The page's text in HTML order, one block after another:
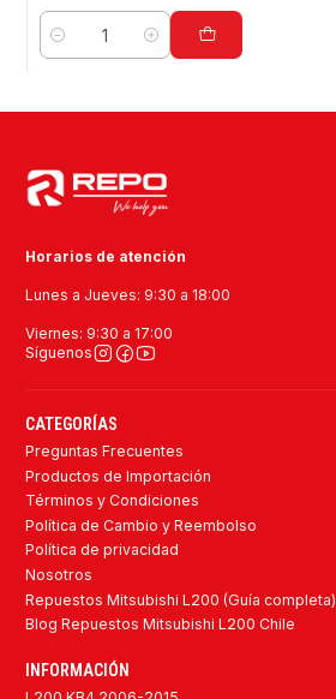
Cantidad
Horarios de atención
Lunes a Jueves: 9:30 a 18:00
Viernes: 9:30 a 17:00
Síguenos
CATEGORÍAS
Preguntas Frecuentes
Productos de Importación
Términos y Condiciones
Política de Cambio y Reembolso
Política de privacidad
Nosotros
Repuestos Mitsubishi L200 (Guía completa)
Blog Repuestos Mitsubishi L200 Chile
INFORMACIÓN